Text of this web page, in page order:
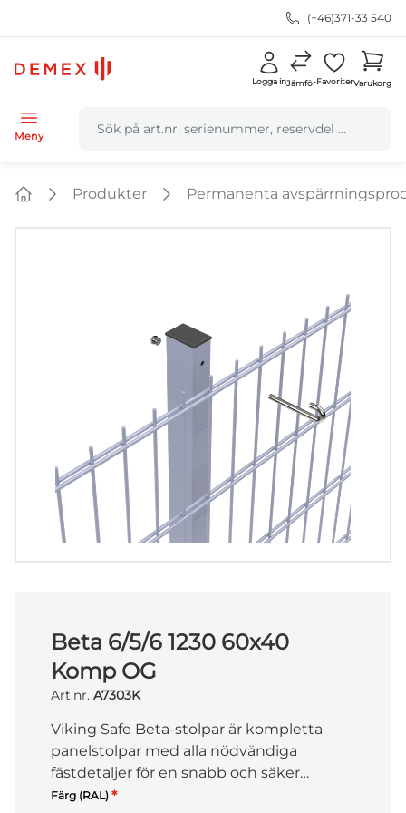
(+46)371-33 540
Logga inJämförFavoriterVarukorg
Meny
Produkter Permanenta
Beta 6/5/6 1230 60x40
Komp OG
Art.nr. A7303K
Viking Safe Beta-stolpar är kompletta
panelstolpar med alla nödvändiga
fästdetaljer för en snabb och säker
installation. De ger en stabil infästning av
Färg (RAL) *